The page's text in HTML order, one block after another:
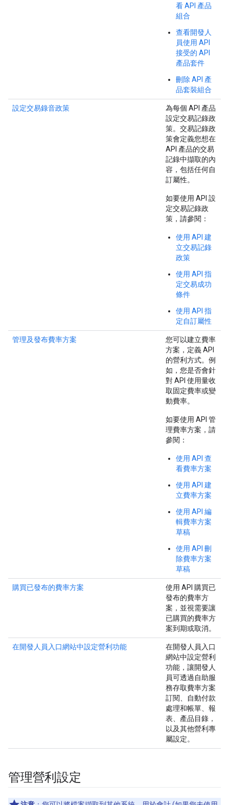
看 API 產品
組合
查看開發人
員使用 API
接受的 API
產品套件
刪除 API 產
品套裝組合
設定交易錄音政策
為每個 API 產品
設定交易記錄政
策。交易記錄政
策會定義您想在
API 產品的交易
記錄中擷取的內
容，包括任何自
訂屬性。
如要使用 API 設
定交易記錄政
策，請參閱：
使用 API 建
立交易記錄
政策
使用 API 指
定交易成功
條件
使用 API 指
定自訂屬性
管理及發布費率方案
您可以建立費率
方案，定義 API
的營利方式。例
如，您是否會針
對 API 使用量收
取固定費率或變
動費率。
如要使用 API 管
理費率方案，請
參閱：
使用 API 查
看費率方案
使用 API 建
立費率方案
使用 API 編
輯費率方案
草稿
使用 API 刪
除費率方案
草稿
購買已發布的費率方案
使用 API 購買已
發布的費率方
案，並視需要讓
已購買的費率方
案到期或取消。
在開發人員入口網站中設定營利功能
在開發人員入口
網站中設定營利
功能，讓開發人
員可透過自助服
務存取費率方案
訂閱、自動付款
處理和帳單、報
表、產品目錄，
以及其他營利專
屬設定。
管理營利設定